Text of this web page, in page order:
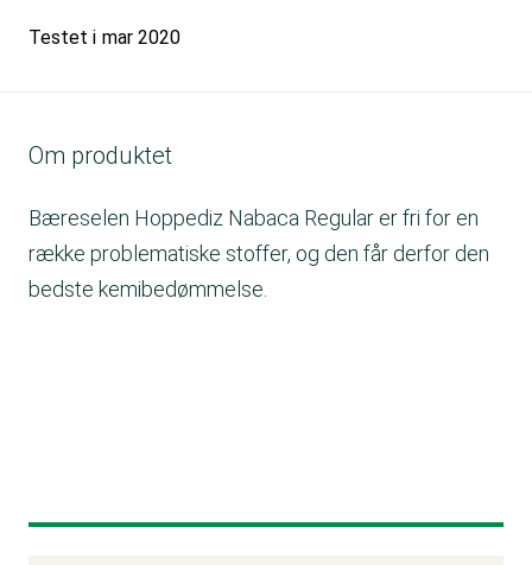
Testet i mar 2020
Om produktet
Bæreselen Hoppediz Nabaca Regular er fri for en
række problematiske stoffer, og den får derfor den
bedste kemibedømmelse.